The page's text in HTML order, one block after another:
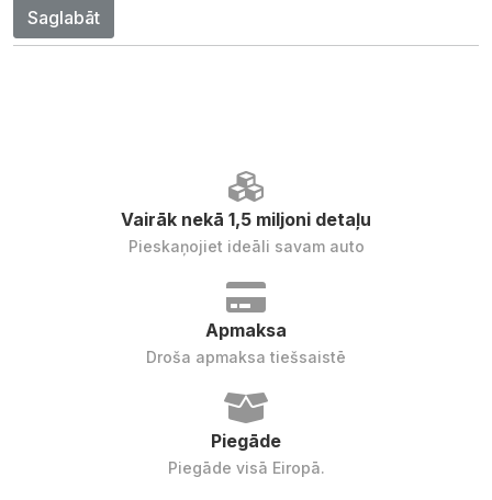
Saglabāt
Vairāk nekā 1,5 miljoni detaļu
Pieskaņojiet ideāli savam auto
Apmaksa
Droša apmaksa tiešsaistē
Piegāde
Piegāde visā Eiropā.